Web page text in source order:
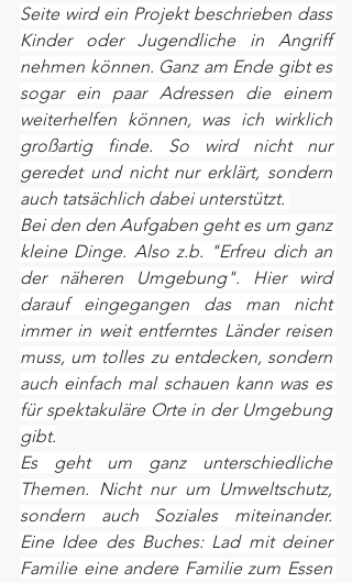
Seite wird ein Projekt beschrieben dass
Kinder oder Jugendliche in Angriff
nehmen können. Ganz am Ende gibt es
sogar ein paar Adressen die einem
weiterhelfen können, was ich wirklich
großartig finde. So wird nicht nur
geredet und nicht nur erklärt, sondern
auch tatsächlich dabei unterstützt.
Bei den den Aufgaben geht es um ganz
kleine Dinge. Also z.b. "Erfreu dich an
der näheren Umgebung". Hier wird
darauf eingegangen das man nicht
immer in weit entferntes Länder reisen
muss, um tolles zu entdecken, sondern
auch einfach mal schauen kann was es
für spektakuläre Orte in der Umgebung
gibt.
Es geht um ganz unterschiedliche
Themen. Nicht nur um Umweltschutz,
sondern auch Soziales miteinander.
Eine Idee des Buches: Lad mit deiner
Familie eine andere Familie zum Essen